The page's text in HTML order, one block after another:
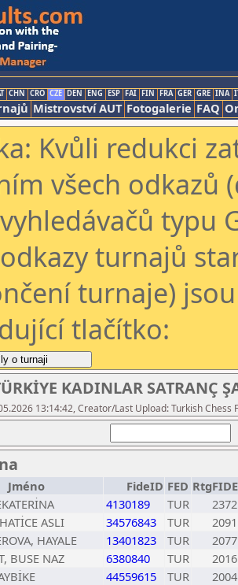
CHN CRO CZE DEN ENG ESP FAI FIN FRA GER GRE INA
Mistrovství AUT Fotogalerie FAQ
Kvůli redukci
všech odkazů
typu
turnajů
turnaje)
tlačítko:
KADINLAR SATRANÇ
13:14:42, Creator/Last Upload: Turkish Chess
Jméno FideID FED RtgFIDE
4130189 TUR
2372
ASLI 34576843 TUR
2091
HAYALE 13401823 TUR
2077
BUSE NAZ 6380840 TUR
2016
44559615 TUR
2004